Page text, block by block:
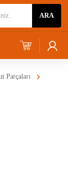
ARA
Parçaları